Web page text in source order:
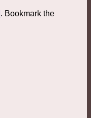
. Bookmark the